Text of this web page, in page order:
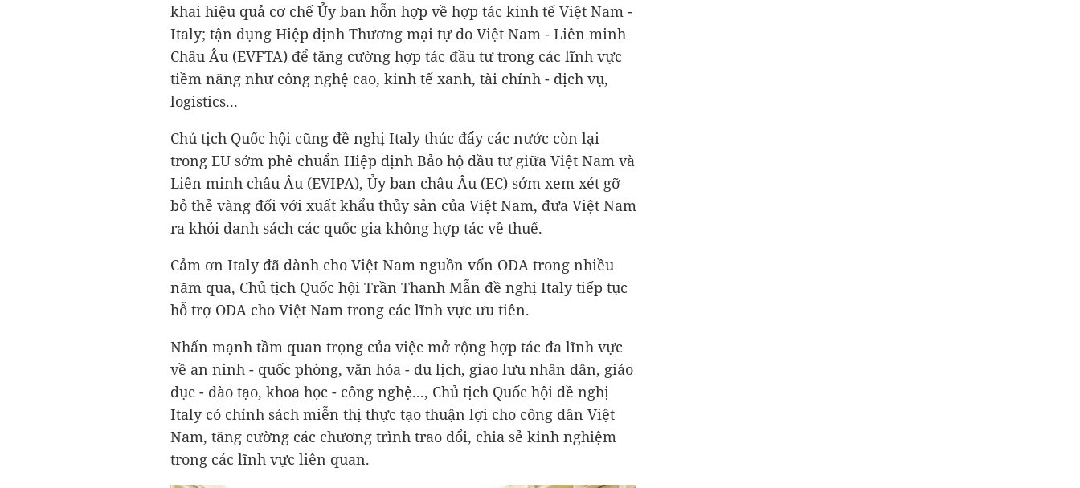
khai hiệu quả cơ chế Ủy ban hỗn hợp về hợp tác kinh tế Việt Nam -
Italy; tận dụng Hiệp định Thương mại tự do Việt Nam - Liên minh
Châu Âu (EVFTA) để tăng cường hợp tác đầu tư trong các lĩnh vực
tiềm năng như công nghệ cao, kinh tế xanh, tài chính - dịch vụ,
logistics...
Chủ tịch Quốc hội cũng đề nghị Italy thúc đẩy các nước còn lại
trong EU sớm phê chuẩn Hiệp định Bảo hộ đầu tư giữa Việt Nam và
Liên minh châu Âu (EVIPA), Ủy ban châu Âu (EC) sớm xem xét gỡ
bỏ thẻ vàng đối với xuất khẩu thủy sản của Việt Nam, đưa Việt Nam
ra khỏi danh sách các quốc gia không hợp tác về thuế.
Cảm ơn Italy đã dành cho Việt Nam nguồn vốn ODA trong nhiều
năm qua, Chủ tịch Quốc hội Trần Thanh Mẫn đề nghị Italy tiếp tục
hỗ trợ ODA cho Việt Nam trong các lĩnh vực ưu tiên.
Nhấn mạnh tầm quan trọng của việc mở rộng hợp tác đa lĩnh vực
về an ninh - quốc phòng, văn hóa - du lịch, giao lưu nhân dân, giáo
dục - đào tạo, khoa học - công nghệ..., Chủ tịch Quốc hội đề nghị
Italy có chính sách miễn thị thực tạo thuận lợi cho công dân Việt
Nam, tăng cường các chương trình trao đổi, chia sẻ kinh nghiệm
trong các lĩnh vực liên quan.